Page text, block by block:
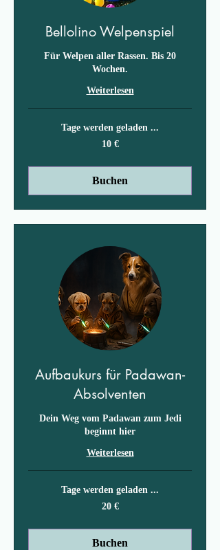
Bellolino Welpenspiel
Für Welpen aller Rassen. Bis 20
Wochen.
Weiterlesen
Tage werden geladen ...
10 €
Buchen
Aufbaukurs für Padawan-
Absolventen
Dein Weg vom Padawan zum Jedi
beginnt hier
Weiterlesen
Tage werden geladen ...
20 €
Buchen